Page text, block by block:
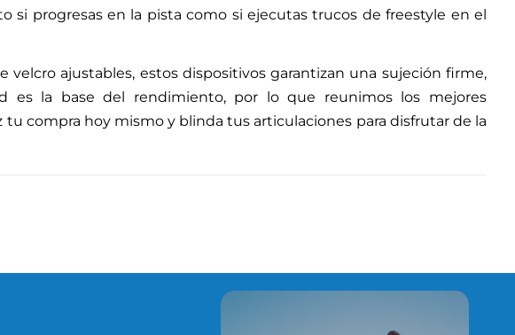
si progresas en la pista como si ejecutas trucos de freestyle en el
ajustables, estos dispositivos garantizan una sujeción firme,
es la base del rendimiento, por lo que reunimos los mejores
compra hoy mismo y blinda tus articulaciones para disfrutar de la